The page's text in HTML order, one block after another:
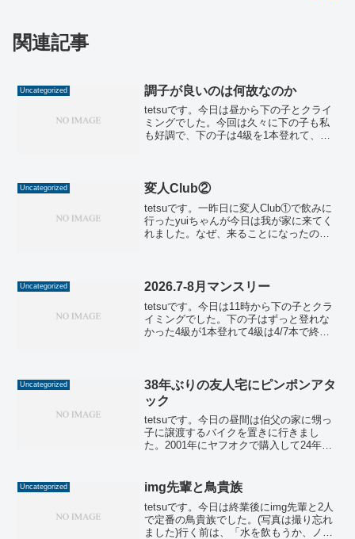
関連記事
Uncategorized 調子が良いのは何故なのか
tetsuです。今日は昼から下の子とクライ
ミングでした。今回は久々に下の子も私
も好調で、下の子は4級を1本登れて、私
ない状態が続い...
Uncategorized 変人Club②
tetsuです。一昨日に変人Club①で飲みに
行ったyuiちゃんが今日は我が家に来てく
れました。なぜ、来ることになったのか
Uncategorized 2026.7-8月マンスリー
tetsuです。今日は11時から下の子とクラ
イミングでした。下の子はずっと登れな
かった4級が1本登れて4級は4/7本で終了
も撮...
Uncategorized
38年ぶりの友人宅にピンポンアタ
ック
tetsuです。今日の昼間は伯父の家に甥っ
子に譲渡するバイクを置きに行きまし
た。2001年にヤフオクで購入して24年間
れるのなら、それはそれで嬉しいです。
伯母はデイサー...
Uncategorized img先輩と鳥貴族
tetsuです。今日は終業後にimg先輩と2人
で定番の鳥貴族でした。(写真は撮り忘れ
ました)行く前は、「水を飲もうか、ノン